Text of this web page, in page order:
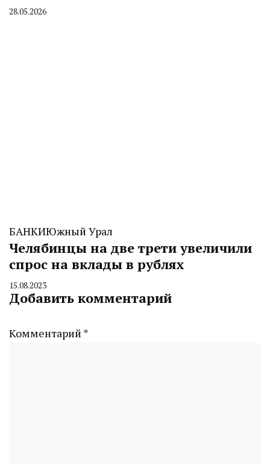
By
28.05.2026
БАНКИЮжный Урал
Челябинцы на две трети увеличили
спрос на вклады в рублях
By
CHELINDUSTRY
15.08.2023
Добавить комментарий
Комментарий *